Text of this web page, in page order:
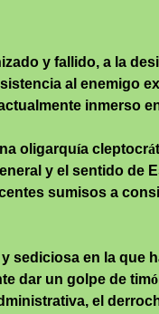
y fallido, a la
al enemigo
inmerso
oligarquía cleptocrá
y el sentido de
sumisos a
sediciosa en la que
dar un golpe de timó
el